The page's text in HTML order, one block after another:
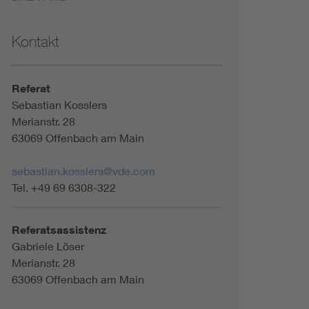
Kontakt
Referat
Sebastian Kosslers
Merianstr. 28
63069 Offenbach am Main
sebastian.kosslers@vde.com
Tel. +49 69 6308-322
Referatsassistenz
Gabriele Löser
Merianstr. 28
63069 Offenbach am Main